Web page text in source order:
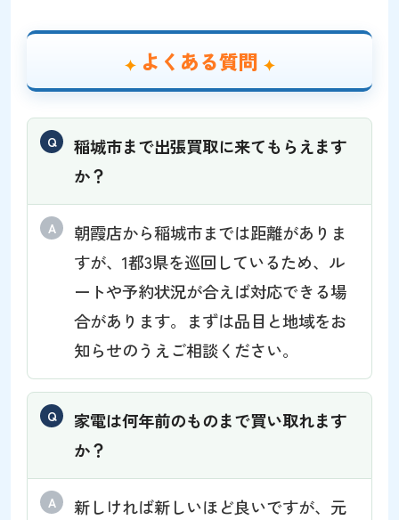
よくある質問
稲城市まで出張買取に来てもらえます
か？
朝霞店から稲城市までは距離がありま
すが、1都3県を巡回しているため、ル
ートや予約状況が合えば対応できる場
合があります。まずは品目と地域をお
知らせのうえご相談ください。
家電は何年前のものまで買い取れます
か？
新しければ新しいほど良いですが、元